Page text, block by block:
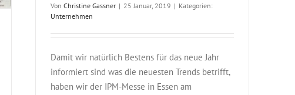
Von Christine Gassner | 25 Januar, 2019 | Kategorien:
Unternehmen
Damit wir natürlich Bestens für das neue Jahr
informiert sind was die neuesten Trends betrifft,
haben wir der IPM-Messe in Essen am